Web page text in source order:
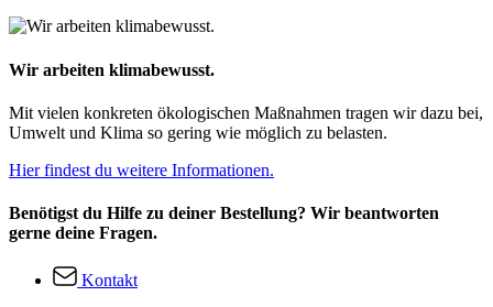
Wir arbeiten klimabewusst.
Mit vielen konkreten ökologischen Maßnahmen tragen wir dazu bei,
Umwelt und Klima so gering wie möglich zu belasten.
Hier findest du weitere Informationen.
Benötigst du Hilfe zu deiner Bestellung? Wir beantworten
gerne deine Fragen.
Kontakt